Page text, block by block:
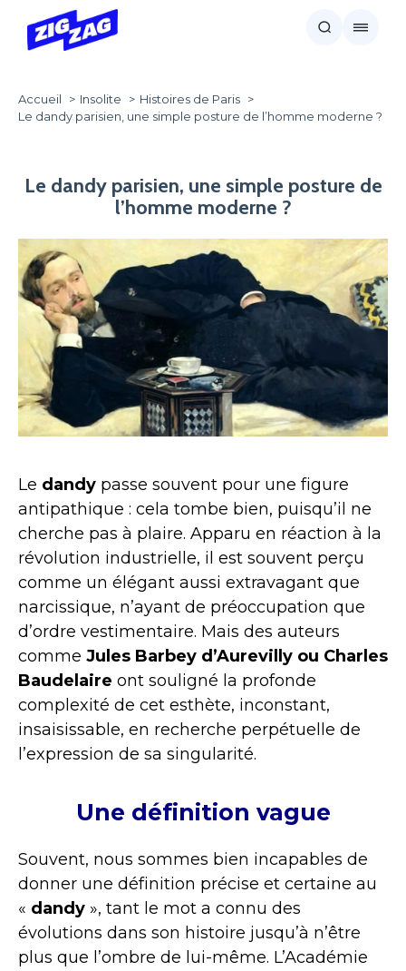
Accueil Insolite
Histoires de Paris
Le dandy parisien, une simple posture de l’homme moderne ?
Le dandy parisien, une simple posture de
l’homme moderne ?
Le dandy passe souvent pour une figure
antipathique : cela tombe bien, puisqu’il ne
cherche pas à plaire. Apparu en réaction à la
révolution industrielle, il est souvent perçu
comme un élégant aussi extravagant que
narcissique, n’ayant de préoccupation que
d’ordre vestimentaire. Mais des auteurs
comme Jules Barbey d’Aurevilly ou Charles
Baudelaire ont souligné la profonde
complexité de cet esthète, inconstant,
insaisissable, en recherche perpétuelle de
l’expression de sa singularité.
Une définition vague
Souvent, nous sommes bien incapables de
donner une définition précise et certaine au
« dandy », tant le mot a connu des
évolutions dans son histoire jusqu’à n’être
plus que l’ombre de lui-même. L’Académie